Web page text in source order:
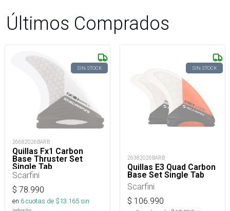
Últimos Comprados
SIN STOCK
26682026BARB
Quillas Fx1 Carbon
Base Thruster Set
Single Tab
Scarfini
$ 78.990
en 6cuotas de $13.165sin
SIN STOCK
26382026BARB
Quillas E3 Quad Carbon
Base Set Single Tab
Scarfini
$ 106.990